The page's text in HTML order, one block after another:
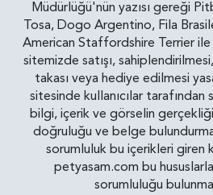
Müdürlüğü'nün yazısı gereği
Tosa, Dogo Argentino, Fila
American Staffordshire Terrier ile
sitemizde satışı,
takası veya hediye edilmesi
sitesinde kullanıcılar tarafından
bilgi, içerik ve görselin
doğruluğu ve belge
sorumluluk bu içerikleri giren
petyasam.com bu
sorumluluğu